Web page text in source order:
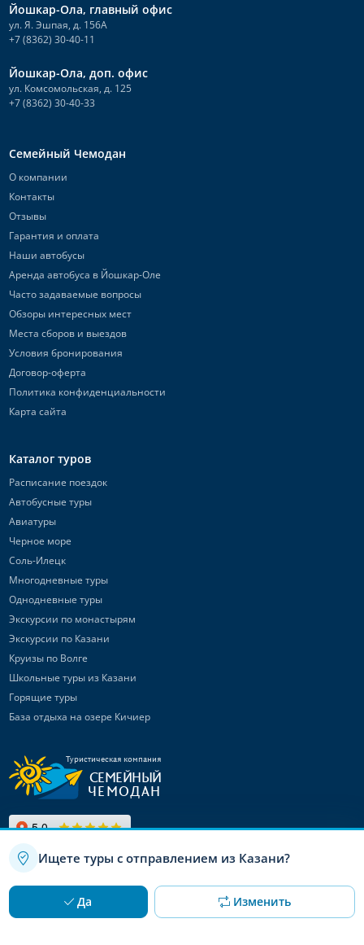
Ищете туры с отправлением из Казани?
Да Изменить
Йошкар-Ола, главный офис
ул. Я. Эшпая, д. 156А
+7 (8362) 30-40-11
Йошкар-Ола, доп. офис
ул. Комсомольская, д. 125
+7 (8362) 30-40-33
Семейный Чемодан
О компании
Контакты
Отзывы
Гарантия и оплата
Наши автобусы
Аренда автобуса в Йошкар-Оле
Часто задаваемые вопросы
Обзоры интересных мест
Места сборов и выездов
Условия бронирования
Договор-оферта
Политика конфиденциальности
Карта сайта
Каталог туров
Расписание поездок
Автобусные туры
Авиатуры
Черное море
Соль-Илецк
Многодневные туры
Однодневные туры
Экскурсии по монастырям
Экскурсии по Казани
Круизы по Волге
Школьные туры из Казани
Горящие туры
База отдыха на озере Кичиер
Туристическая компания
СЕМЕЙНЫЙ
ЧЕМОДАН
Канал в Max
Используя данный сайт, вы даете согласие на использование
файлов cookie